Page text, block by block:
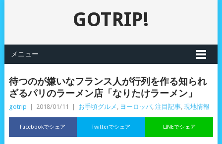
GOTRIP!
メニュー
待つのが嫌いなフランス人が行列を作る知られ
ざるパリのラーメン店「なりたけラーメン」
gotrip 2018/01/11 お手頃グルメ , ヨーロッパ, 注目記事, 現地情報
Facebookでシェア LINEでシェア
Twitterでシェア